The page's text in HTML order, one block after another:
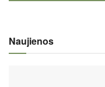
Naujienos